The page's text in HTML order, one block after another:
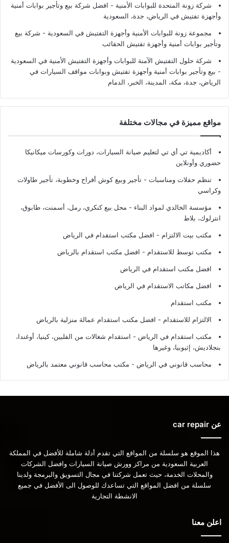
شركة زونة المتحدة للبوابات الأمنية - افضل شركة بيع وتأجير بوابات أمنية
وأجهزة تفتيش في الرياض، جدة، السعودية
مجموعة زونة للبوابات الأمنية وأجهزة التفتيش في السعودية - شركة بيع
وتأجير بوابات أمنية وأجهزة تفتيش الحقائب
شركة حلول التفتيش الآمنة للبوابات وأجهزة التفتيش الأمنية في السعودية
- بيع وتأجير بوابات أمنية وأجهزة تفتيش وبوابات مواقف السيارات في
الرياض، جدة، مكة، المدينة، الخبر، الدمام
مواقع مميزة في مجالات مختلفة
أكاديمية تي أي تي لتعليم صيانة السيارات، دورات وكورسات ميكانيكا
حضوري وأونلاين
تنظم حفلات ومناسبات - تأجير وبيع كوش أفراح وخطوبة، تأجير طاولات
وكراسي
مؤسسة الخالدي لمواد البناء - محل بيع كنكري، رمل، أسمنت، طابوق،
انترلوك، بلاط
مكتب بيت الالتزام - افضل مكتب استقدام في الرياض
مكتب توسط للاستقدام - افضل مكتب استقدام بالرياض
افضل مكتب استقدام في الرياض
افضل مكاتب الاستقدام في الرياض
مكتب استقدام
الالتزام للاستقدام - افضل مكتب استقدام عمالة منزلية بالرياض
مكتب استقدام في الرياض - استقدام شغالات من الفلبين، كينيا، أوغندا،
بنجلاديش، إثيوبيا، وغيرها
محاسب قانوني في الرياض - مكتب محاسب قانوني معتمد بالرياض
عن car repair
هذا الموقع هو سلسلة من المواقع التي تقدم أدلة شاملة للأفضل في المملكة
العربية السعودية من مراكز وورش صيانة السيارات وافضل الشركات
والمحلات الخدمة، حيث تعمل شركتنا في مجال التسويق والبرمجة ولدينا
سلسلة من افضل المواقع التي تساعدك للوصول الى الأفضل في جميع
الانشطة التجارية
اعلن معنا